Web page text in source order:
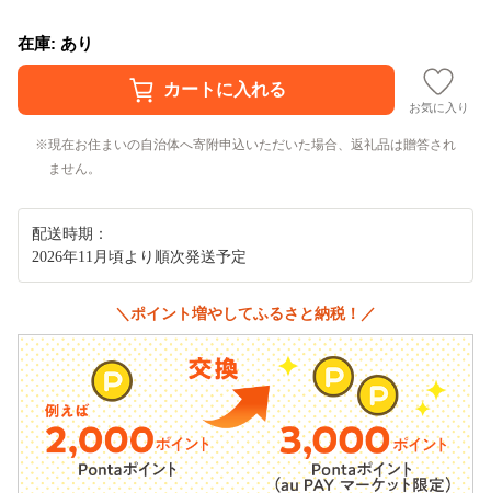
在庫: あり
お気に入り
現在お住まいの自治体へ寄附申込いただいた場合、返礼品は贈答され
ません。
配送時期：
2026年11月頃より順次発送予定
＼ポイント増やしてふるさと納税！／